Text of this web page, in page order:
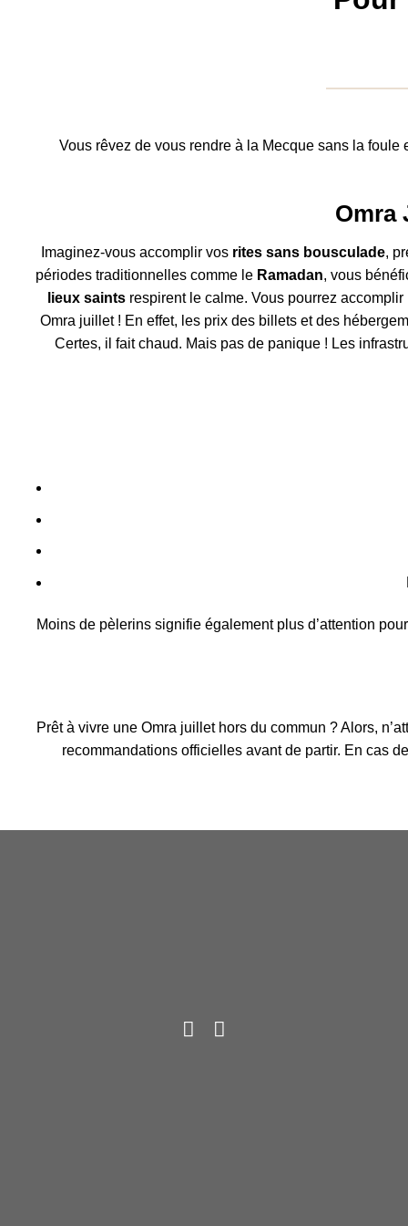
Vous rêvez de vous rendre à la Mecque sans la foule
Omra
Imaginez-vous accomplir vos rites sans bousculade,
périodes traditionnelles comme le Ramadan, vous
lieux saintsrespirent le calme. Vous pourrez
Omra juillet ! En effet, les prix des billets et des
Certes, il fait chaud. Mais pas de panique ! Les
Moins de pèlerins signifie également plus d’attention
Prêt à vivre une Omra juillet hors du commun ? Alors,
recommandations officielles avant de partir. En cas